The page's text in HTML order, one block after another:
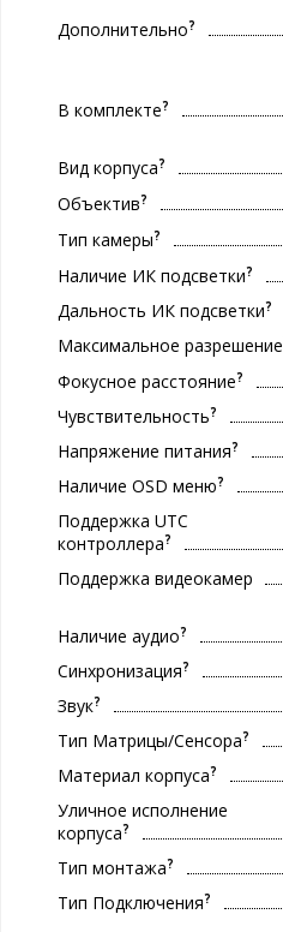
Дополнительно?
В комплекте?
Вид корпуса?
Объектив?
Тип камеры?
Наличие ИК подсветки?
Дальность ИК подсветки?
Максимальное разрешение
Фокусное расстояние?
Чувствительность?
Напряжение питания?
Наличие OSD меню?
Поддержка UTC
контроллера?
Поддержка видеокамер
Наличие аудио?
Синхронизация?
Звук?
Тип Матрицы/Сенсора?
Материал корпуса?
Уличное исполнение
корпуса?
Тип монтажа?
Тип Подключения?